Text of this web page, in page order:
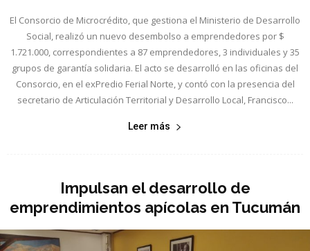
El Consorcio de Microcrédito, que gestiona el Ministerio de Desarrollo
Social, realizó un nuevo desembolso a emprendedores por $
1.721.000, correspondientes a 87 emprendedores, 3 individuales y 35
grupos de garantía solidaria. El acto se desarrolló en las oficinas del
Consorcio, en el exPredio Ferial Norte, y contó con la presencia del
secretario de Articulación Territorial y Desarrollo Local, Francisco...
Leer más
Impulsan el desarrollo de
emprendimientos apícolas en Tucumán